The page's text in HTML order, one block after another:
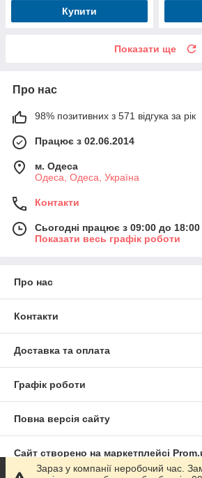
Купити
Показати ще
Про нас
98% позитивних з 571 відгука за рік
Працює з 02.06.2014
м. Одеса
Одеса, Одеса, Україна
Контакти
Сьогодні працює з 09:00 до 18:00
Показати весь графік роботи
Про нас
Контакти
Доставка та оплата
Графік роботи
Повна версія сайту
Сайт створено на маркетплейсі
Зараз у компанії неробочий час.